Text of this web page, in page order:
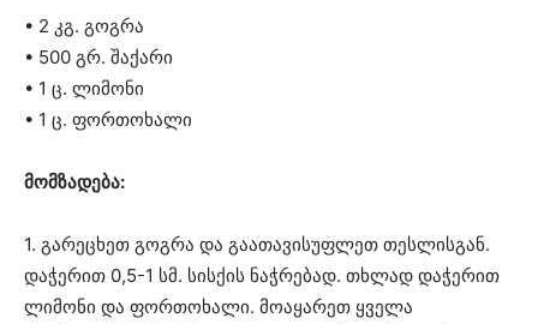
• 2 კგ. გოგრა
• 500 გრ. შაქარი
• 1 ც. ლიმონი
• 1 ც. ფორთოხალი
მომზადება:
1. გარეცხეთ გოგრა და გაათავისუფლეთ თესლისგან.
დაჭერით 0,5-1 სმ. სისქის ნაჭრებად. თხლად დაჭერით
ლიმონი და ფორთოხალი. მოაყარეთ ყველა